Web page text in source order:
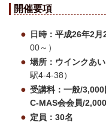
開催要項
日時：平成26年2
00～）
場所：ウインクあ
駅4-4-38）
受講料：一般/3,000
C-MAS会会員/2,000
定員：30名